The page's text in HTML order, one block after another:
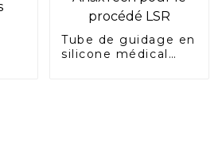
Tube de guidage en
silicone médical